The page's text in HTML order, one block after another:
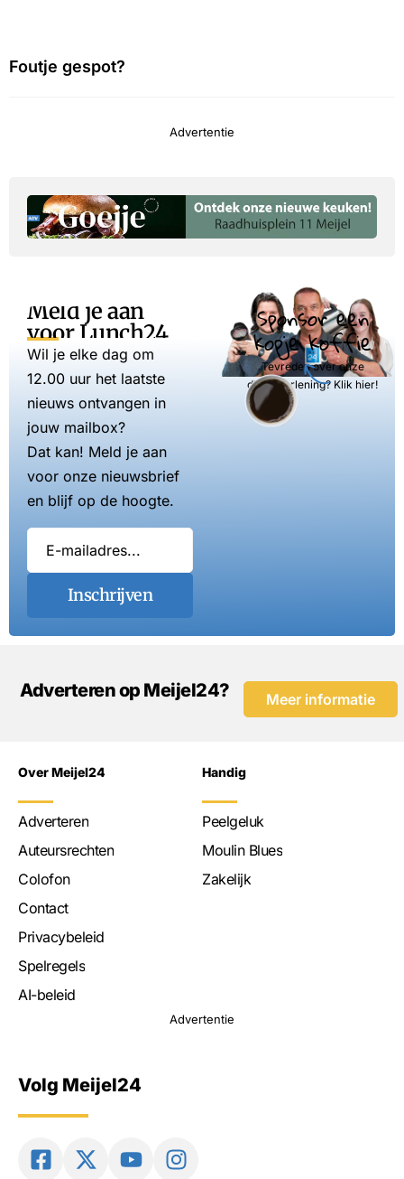
Foutje gespot?
Advertentie
Meld je aan
voor Lunch24
Wil je elke dag om
12.00 uur het laatste
nieuws ontvangen in
jouw mailbox?
Dat kan! Meld je aan
voor onze nieuwsbrief
en blijf op de hoogte.
Inschrijven
Sponsor een
kopje koffie
Tevreden over onze
dienstverlening? Klik hier!
Adverteren op Meijel24? Meer informatie
Over Meijel24
Adverteren
Auteursrechten
Colofon
Contact
Privacybeleid
Spelregels
AI-beleid
Handig
Peelgeluk
Moulin Blues
Zakelijk
Advertentie
Volg Meijel24